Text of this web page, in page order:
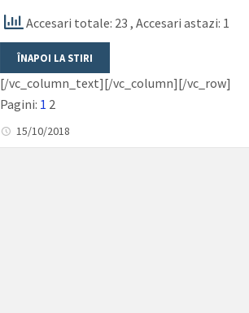
Accesari totale: 23, Accesari astazi: 1
[/vc_column_text][/vc_column][/vc_row]
Pagini: 1 2
15/10/2018